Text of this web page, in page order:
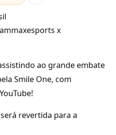
x
ao grande embate
Smile One, com
revertida para a